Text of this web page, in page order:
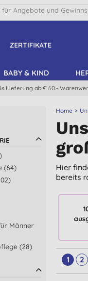
ZERTIFIKATE
BABY & KIND
Lieferung ab € 60.-
Home
Hier
bereits
1 2
(64)
Männer
(28)
Kinder